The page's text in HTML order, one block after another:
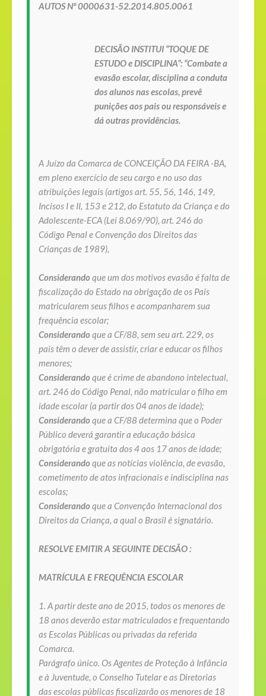
AUTOS Nº 0000631-52.2014.805.0061
DECISÃO INSTITUI “TOQUE DE
ESTUDO e DISCIPLINA”: “Combate a
evasão escolar, disciplina a conduta
dos alunos nas escolas, prevê
punições aos pais ou responsáveis e
dá outras providências.
A Juízo da Comarca de CONCEIÇÃO DA FEIRA -BA,
em pleno exercício de seu cargo e no uso das
atribuições legais (artigos art. 55, 56, 146, 149,
Incisos I e II, 153 e 212, do Estatuto da Criança e do
Adolescente-ECA (Lei 8.069/90), art. 246 do
Código Penal e Convenção dos Direitos das
Crianças de 1989),
Considerandoque um dos motivos evasão é falta de
fiscalização do Estado na obrigação de os Pais
matricularem seus filhos e acompanharem sua
frequência escolar;
Considerandoque a CF/88, sem seu art. 229, os
pais têm o dever de assistir, criar e educar os filhos
menores;
Considerandoque é crime de abandono intelectual,
art. 246 do Código Penal, não matricular o filho em
idade escolar (a partir dos 04 anos de idade);
Considerandoque a CF/88 determina que o Poder
Público deverá garantir a educação básica
obrigatória e gratuita dos 4 aos 17 anos de idade;
Considerandoque as notícias violência, de evasão,
cometimento de atos infracionaise indisciplina nas
escolas;
Considerandoque a Convenção Internacional dos
Direitos da Criança, a qual o Brasil é signatário.
RESOLVE EMITIR A SEGUINTE DECISÃO :
MATRÍCULA E FREQUÊNCIA ESCOLAR
1. A partir deste ano de 2015, todos os menores de
18 anos deverão estar matriculados e frequentando
as Escolas Públicas ou privadas da referida
Comarca.
Parágrafo único. Os Agentes de Proteção à Infância
e à Juventude, o Conselho Tutelar eas Diretorias
das escolas públicasfiscalizarão os menores de 18